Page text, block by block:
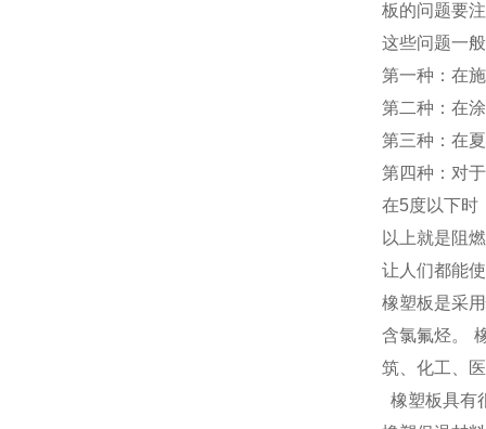
板的问题要
这些问题一
第一种：在
第二种：在
第三种：在
第四种：对
在5度以下时
以上就是阻
让人们都能
橡塑板是采
含氯氟烃。
筑、化工、
橡塑板具有